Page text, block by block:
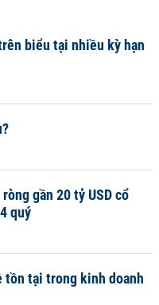
biểu tại nhiều kỳ hạn
gần 20 tỷ USD cổ
quý
tồn tại trong kinh doanh